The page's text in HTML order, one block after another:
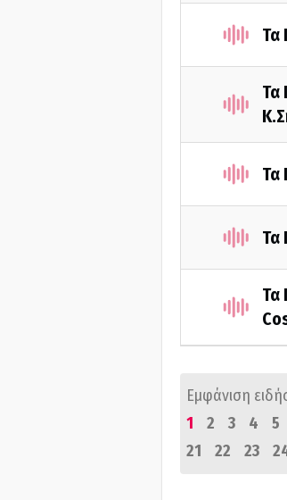
Τα
Τα
Τα
Τα
Τα
Εμφάνιση
1
2 3 4 5
21
22 23